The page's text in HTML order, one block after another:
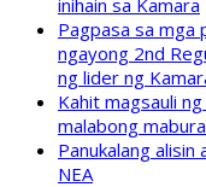
inihain sa Kamara
Pagpasa sa mga
ngayong 2nd
ng lider ng
Kahit magsauli
malabong
Panukalang
NEA